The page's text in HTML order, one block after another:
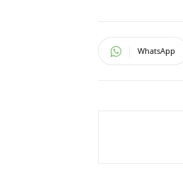
WhatsApp